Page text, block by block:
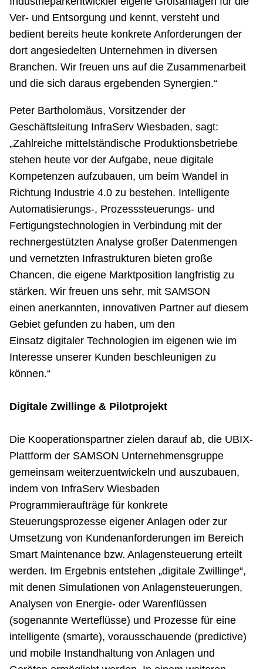
Ver- und Entsorgung und kennt, versteht und
bedient bereits heute konkrete Anforderungen der
dort angesiedelten Unternehmen in diversen
Branchen. Wir freuen uns auf die Zusammenarbeit
und die sich daraus ergebenden Synergien.“
Peter Bartholomäus, Vorsitzender der
Geschäftsleitung InfraServ Wiesbaden, sagt:
„Zahlreiche mittelständische Produktionsbetriebe
stehen heute vor der Aufgabe, neue digitale
Kompetenzen aufzubauen, um beim Wandel in
Richtung Industrie 4.0 zu bestehen. Intelligente
Automatisierungs-, Prozesssteuerungs- und
Fertigungstechnologien in Verbindung mit der
rechnergestützten Analyse großer Datenmengen
und vernetzten Infrastrukturen bieten große
Chancen, die eigene Marktposition langfristig zu
stärken. Wir freuen uns sehr, mit SAMSON
einen anerkannten, innovativen Partner auf diesem
Gebiet gefunden zu haben, um den
Einsatz digitaler Technologien im eigenen wie im
Interesse unserer Kunden beschleunigen zu
können.“
Digitale Zwillinge & Pilotprojekt
Die Kooperationspartner zielen darauf ab, die UBIX-
Plattform der SAMSON Unternehmensgruppe
gemeinsam weiterzuentwickeln und auszubauen,
indem von InfraServ Wiesbaden
Programmieraufträge für konkrete
Steuerungsprozesse eigener Anlagen oder zur
Umsetzung von Kundenanforderungen im Bereich
Smart Maintenance bzw. Anlagensteuerung erteilt
werden. Im Ergebnis entstehen „digitale Zwillinge“,
mit denen Simulationen von Anlagensteuerungen,
Analysen von Energie- oder Warenflüssen
(sogenannte Werteflüsse) und Prozesse für eine
intelligente (smarte), vorausschauende (predictive)
und mobile Instandhaltung von Anlagen und